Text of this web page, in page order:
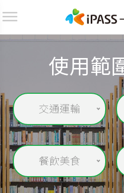
使用範
交通運輸
餐飲美食